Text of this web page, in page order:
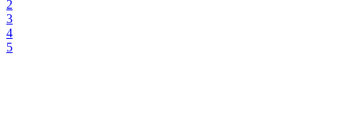
2
3
4
5